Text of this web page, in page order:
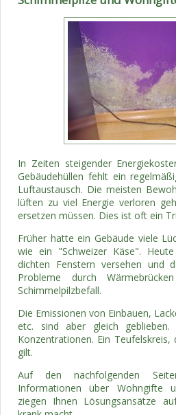
In Zeiten steigender
Gebäudehüllen fehlt ein
Luftaustausch. Die meisten
lüften zu viel Energie verloren
ersetzen müssen. Dies ist oft ein
Früher hatte ein Gebäude viele
wie ein "Schweizer Käse".
dichten Fenstern versehen und
Probleme durch
Schimmelpilzbefall.
Die Emissionen von Einbauen,
etc. sind aber gleich
Konzentrationen. Ein Teufelskreis,
gilt.
Auf den nachfolgenden
Informationen über Wohngifte
ziegen Ihnen Lösungsansätze